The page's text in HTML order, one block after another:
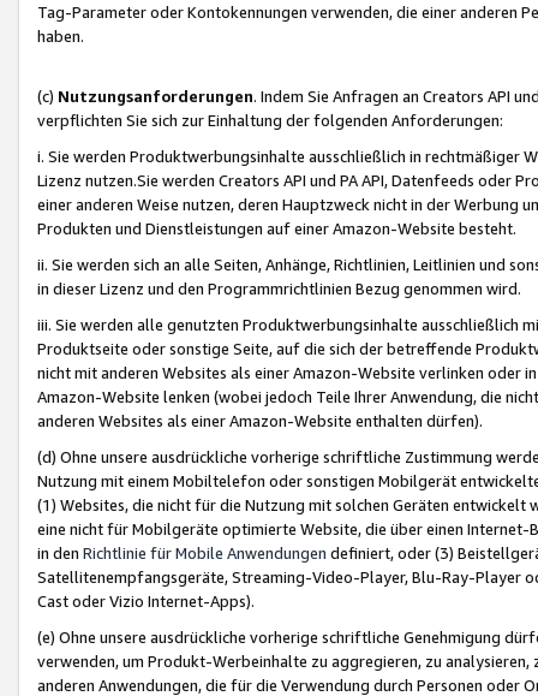
Tag-Parameter oder Kontokennungen verwenden, die einer anderen
haben.
(c) Nutzungsanforderungen. Indem Sie Anfragen an Creators API
verpflichten Sie sich zur Einhaltung der folgenden Anforderungen:
i. Sie werden Produktwerbungsinhalte ausschließlich in rechtmäßiger
Lizenz nutzen.Sie werden Creators API und PA API, Datenfeeds oder
einer anderen Weise nutzen, deren Hauptzweck nicht in der Werbung
Produkten und Dienstleistungen auf einer Amazon-Website besteht.
ii. Sie werden sich an alle Seiten, Anhänge, Richtlinien, Leitlinien und
in dieser Lizenz und den Programmrichtlinien Bezug genommen wird.
iii. Sie werden alle genutzten Produktwerbungsinhalte ausschließlich
Produktseite oder sonstige Seite, auf die sich der betreffende
nicht mit anderen Websites als einer Amazon-Website verlinken oder
Amazon-Website lenken (wobei jedoch Teile Ihrer Anwendung, die
anderen Websites als einer Amazon-Website enthalten dürfen).
(d) Ohne unsere ausdrückliche vorherige schriftliche Zustimmung
Nutzung mit einem Mobiltelefon oder sonstigen Mobilgerät
(1) Websites, die nicht für die Nutzung mit solchen Geräten
eine nicht für Mobilgeräte optimierte Website, die über einen
in den Richtlinie für Mobile Anwendungen definiert, oder (3)
Satellitenempfangsgeräte, Streaming-Video-Player, Blu-Ray-Player
Cast oder Vizio Internet-Apps).
(e) Ohne unsere ausdrückliche vorherige schriftliche Genehmigung
verwenden, um Produkt-Werbeinhalte zu aggregieren, zu
anderen Anwendungen, die für die Verwendung durch Personen